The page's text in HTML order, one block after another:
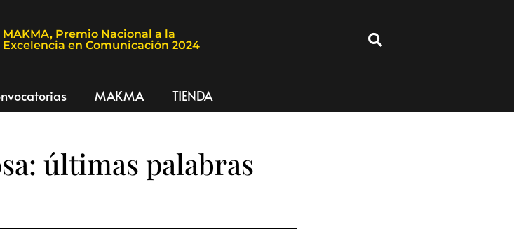
MAKMA, Premio Nacional a la
Excelencia en Comunicación 2024
MAKMA TIENDA
últimas palabras